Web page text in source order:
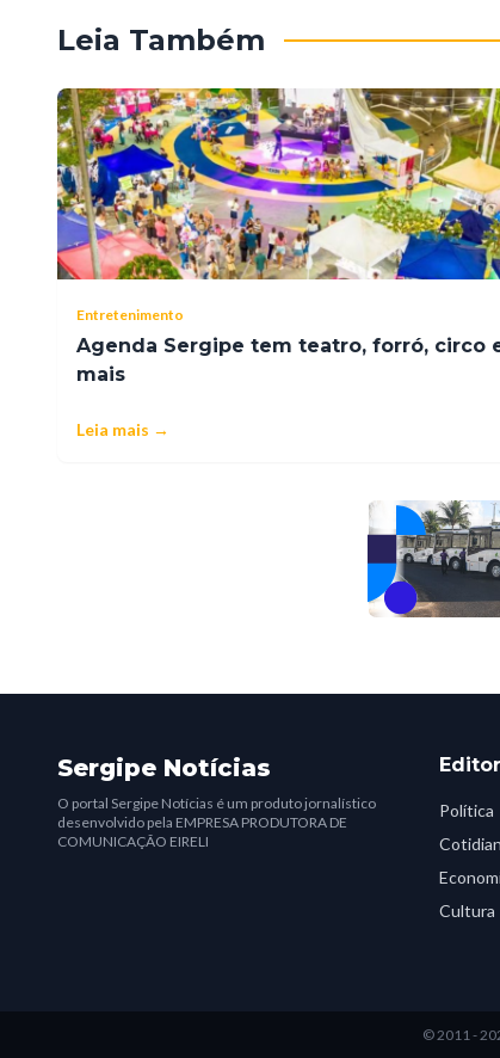
Leia Também
Entretenimento
Agenda Sergipe tem teatro, forró, circo
mais
Leia mais →
Sergipe Notícias
O portal Sergipe Notícias é um produto jornalístico
desenvolvido pela EMPRESA PRODUTORA DE
COMUNICAÇÃO EIRELI
Política
Cultura
© 2011 -